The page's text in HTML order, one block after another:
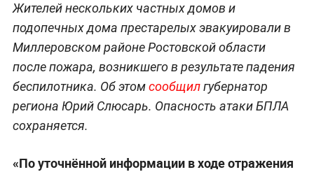
Жителей нескольких частных домов и
подопечных дома престарелых эвакуировали в
Миллеровском районе Ростовской области
после пожара, возникшего в результате падения
беспилотника. Об этомсообщилгубернатор
региона Юрий Слюсарь. Опасность атаки БПЛА
сохраняется.
«По уточнённой информации в ходе отражения